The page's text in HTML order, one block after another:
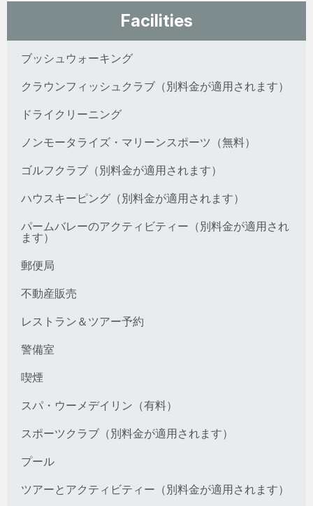
Facilities
ブッシュウォーキング
クラウンフィッシュクラブ（別料金が適用されます）
ドライクリーニング
ノンモータライズ・マリーンスポーツ（無料）
ゴルフクラブ（別料金が適用されます）
ハウスキーピング（別料金が適用されます）
パームバレーのアクティビティー（別料金が適用され
ます）
郵便局
不動産販売
レストラン＆ツアー予約
警備室
喫煙
スパ・ウーメデイリン（有料）
スポーツクラブ（別料金が適用されます）
プール
ツアーとアクティビティー（別料金が適用されます）